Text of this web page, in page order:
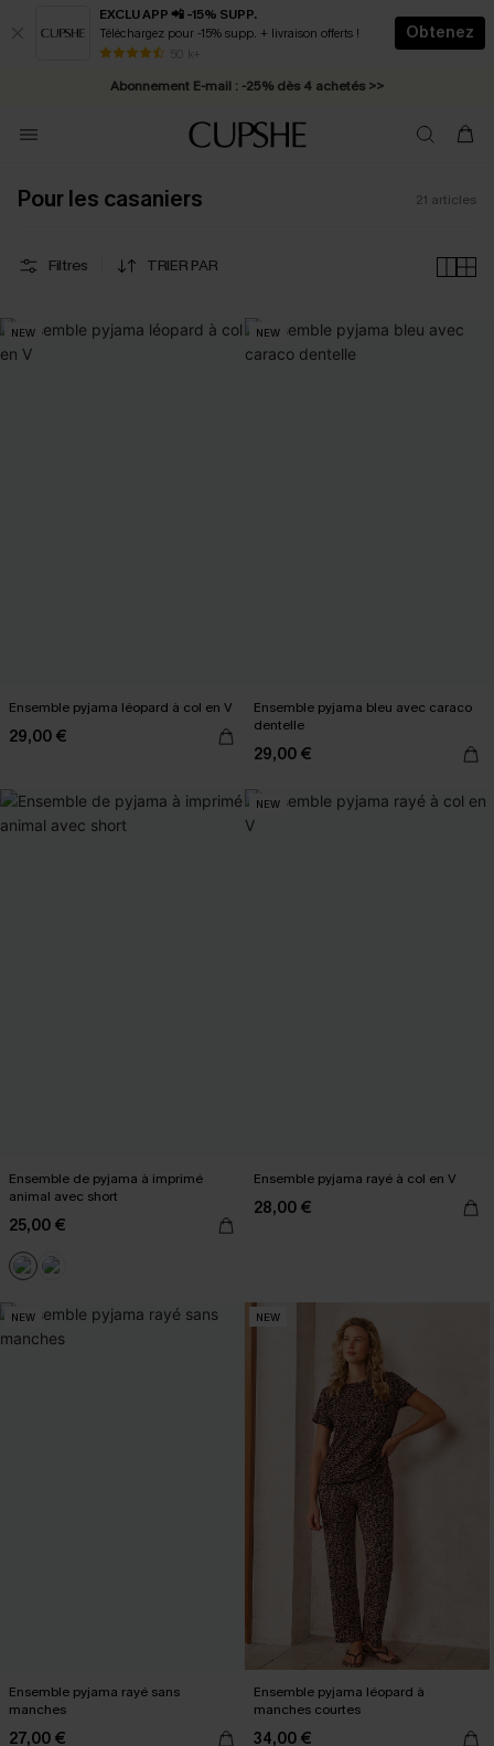
EXCLU APP 📲 -15% SUPP.
Téléchargez pour -15% supp. + livraison offerts !
50 k+
Obtenez
* Livraison éclair 2-3 jours ouvrés >>
Abonnement E-mail : -25% dès 4 achetés >>
Pour les casaniers 21 articles
Filtres TRIER PAR
NEW
Ensemble pyjama léopard à col en V
29,00 €
NEW
Ensemble pyjama bleu avec caraco
dentelle
29,00 €
Ensemble de pyjama à imprimé
animal avec short
25,00 €
NEW
Ensemble pyjama rayé à col en V
28,00 €
NEW
Ensemble pyjama rayé sans
manches
27,00 €
NEW
Ensemble pyjama léopard à
manches courtes
34,00 €